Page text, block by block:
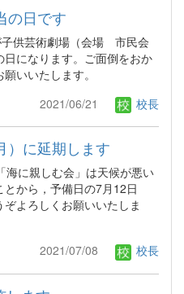
の日です
供芸術劇場（会場 市民会
になります。ご面倒をおか
願いいたします。
2021/06/21 校長
）に延期します
海に親しむ会」は天候が悪い
から，予備日の7月12日
ぞよろしくお願いいたしま
2021/07/08 校長